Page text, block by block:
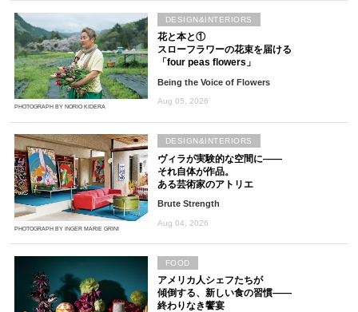
PHOTOGRAPH BY NORIO KIDERA
花と本と①
スローフラワーの花束を届ける
「four peas flowers」
Being the Voice of Flowers
Aug 05, 2026
DESIGN&INTERIORS
PHOTOGRAPH BY INGER MARIE GRINI
ヴィラが実験的な空間に――
それ自体が作品。
ある芸術家のアトリエ
Brute Strength
Aug 04, 2026
DESIGN&INTERIORS
アメリカ人シェフたちが
傾倒する、新しい食の習慣――
終わりなき饗宴
FOOD